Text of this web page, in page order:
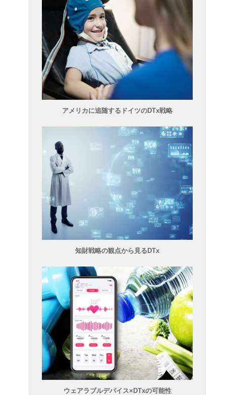
アメリカに追随するドイツのDTx戦略
知財戦略の観点から見るDTx
ウェアラブルデバイス×DTxの可能性